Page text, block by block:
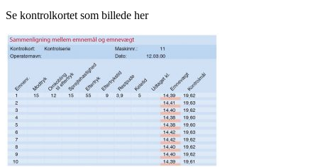
Se kontrolkortet som billede her